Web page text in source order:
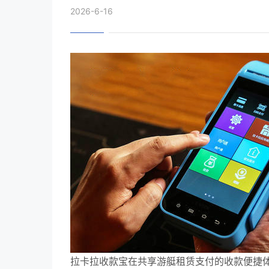
2026-6-16
拉卡拉收款宝在共享游艇租赁支付的收款便捷